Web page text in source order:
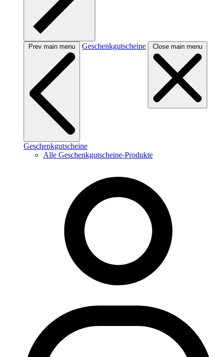
Prev main menu Geschenkgutscheine Close main menu
Geschenkgutscheine
Alle Geschenkgutscheine-Produkte